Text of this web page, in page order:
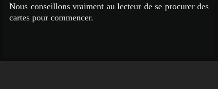
Nous conseillons vraiment au lecteur de se procurer des
cartes pour commencer.